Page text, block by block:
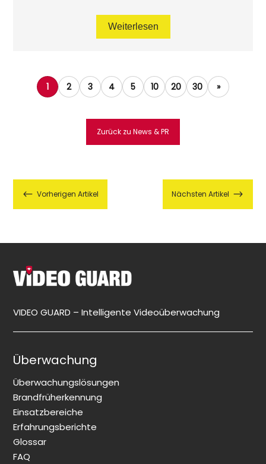
Weiterlesen
1 2 3 4 5 10 20 30 »
Zurück zu News & PR
# Vorherigen Artikel Nächsten Artikel $
VIDEO GUARD – Intelligente Videoüberwachung
Überwachung
Überwachungslösungen
Brandfrüherkennung
Einsatzbereiche
Erfahrungsberichte
Glossar
FAQ